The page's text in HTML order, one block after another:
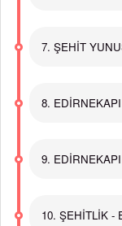
7. ŞEHİT
8.
9.
10. ŞEHİTLİK -